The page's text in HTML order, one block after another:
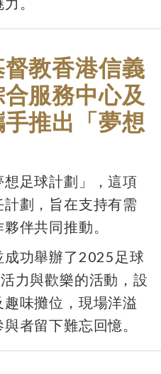
教香港信義
服務中心及
推出「夢想
足球計劃」，這項
劃，旨在支持有需
伴共同推動。
功舉辦了2025足球
力與歡樂的活動，設
味攤位，現場洋溢
者留下難忘回憶。